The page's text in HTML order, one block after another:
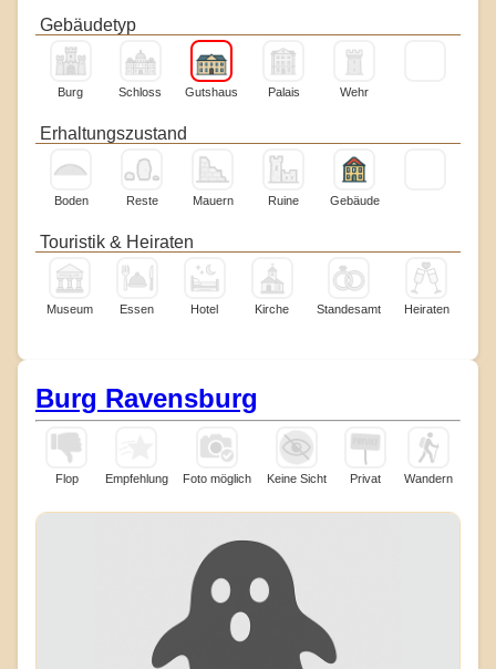
Gebäudetyp
Burg Schloss Gutshaus Palais Wehr
Erhaltungszustand
Boden Reste Mauern Ruine Gebäude
Touristik & Heiraten
Museum Essen Hotel Kirche Standesamt Heiraten
Burg Ravensburg
Flop Empfehlung Foto möglich Keine Sicht Privat Wandern